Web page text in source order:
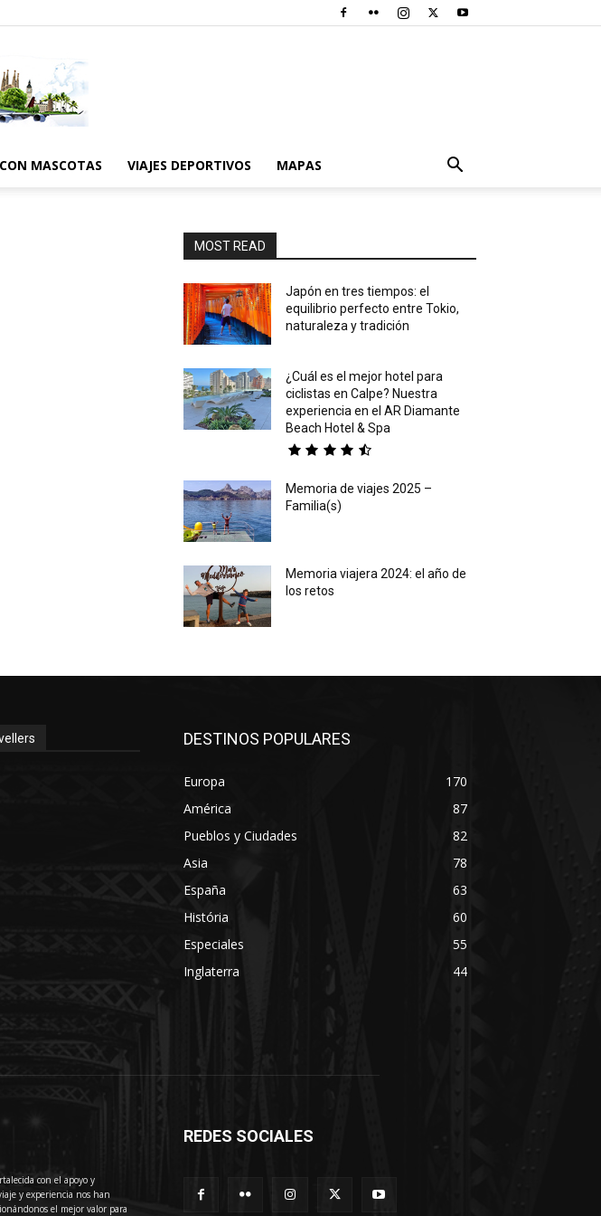
MASCOTAS VIAJES DEPORTIVOS MAPAS
MOST READ
Japón en tres tiempos: el
equilibrio perfecto entre Tokio,
naturaleza y tradición
¿Cuál es el mejor hotel para
ciclistas en Calpe? Nuestra
experiencia en el AR Diamante
Beach Hotel & Spa
Memoria de viajes 2025 –
Familia(s)
Memoria viajera 2024: el año de
los retos
DESTINOS POPULARES
Europa
170
América
87
Pueblos y Ciudades
82
Asia
78
España
63
História
60
Especiales
55
Inglaterra
44
con el apoyo y
y experiencia nos han
el mejor valor para
REDES SOCIALES